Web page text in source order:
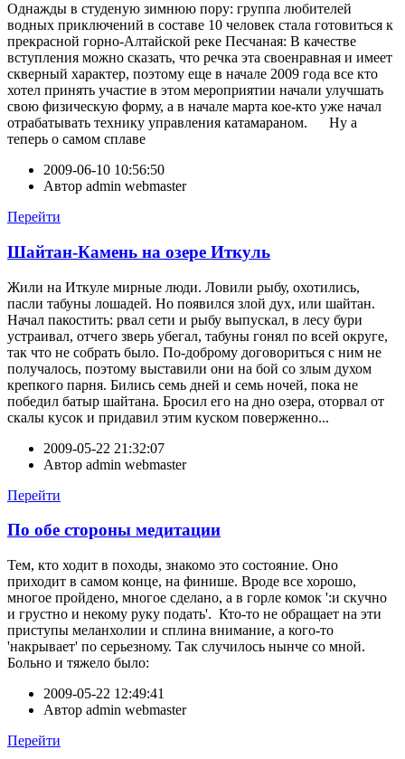
Однажды в студеную зимнюю пору: группа любителей
водных приключений в составе 10 человек стала готовиться к
прекрасной горно-Алтайской реке Песчаная: В качестве
вступления можно сказать, что речка эта своенравная и имеет
скверный характер, поэтому еще в начале 2009 года все кто
хотел принять участие в этом мероприятии начали улучшать
свою физическую форму, а в начале марта кое-кто уже начал
отрабатывать технику управления катамараном. Ну а
теперь о самом сплаве
2009-06-10 10:56:50
Автор admin webmaster
Перейти
Шайтан-Камень на озере Иткуль
Жили на Иткуле мирные люди. Ловили рыбу, охотились,
пасли табуны лошадей. Но появился злой дух, или шайтан.
Начал пакостить: рвал сети и рыбу выпускал, в лесу бури
устраивал, отчего зверь убегал, табуны гонял по всей округе,
так что не собрать было. По-доброму договориться с ним не
получалось, поэтому выставили они на бой со злым духом
крепкого парня. Бились семь дней и семь ночей, пока не
победил батыр шайтана. Бросил его на дно озера, оторвал от
скалы кусок и придавил этим куском поверженно...
2009-05-22 21:32:07
Автор admin webmaster
Перейти
По обе стороны медитации
Тем, кто ходит в походы, знакомо это состояние. Оно
приходит в самом конце, на финише. Вроде все хорошо,
многое пройдено, многое сделано, а в горле комок ':и скучно
и грустно и некому руку подать'. Кто-то не обращает на эти
приступы меланхолии и сплина внимание, а кого-то
'накрывает' по серьезному. Так случилось нынче со мной.
Больно и тяжело было:
2009-05-22 12:49:41
Автор admin webmaster
Перейти